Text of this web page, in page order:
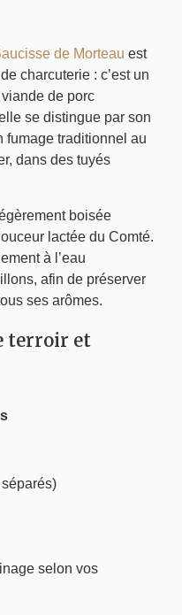
de Morteau est
charcuterie : c’est un
de porc
se distingue par son
fumage traditionnel au
dans des tuyés
boisée
lactée du Comté.
à l’eau
afin de préserver
ses arômes.
terroir et
selon vos